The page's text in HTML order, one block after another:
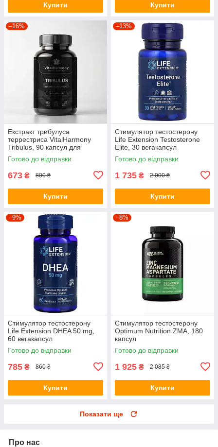
Купити Купити
–16%
Екстракт трибулуса
террестриса VitalHarmony
Tribulus, 90 капсул для
покращення фізичної
продуктивності
Готово до відправки
673 ₴ 800 ₴
Купити
–13%
Стимулятор тестостерону
Life Extension Testosterone
Elite, 30 вегакапсул
Готово до відправки
1 735 ₴ 2 000 ₴
Купити
–9%
Стимулятор тестостерону
Life Extension DHEA 50 mg,
60 вегакапсул
Готово до відправки
785 ₴ 860 ₴
Купити
–8%
Стимулятор тестостерону
Optimum Nutrition ZMA, 180
капсул
Готово до відправки
1 925 ₴ 2 085 ₴
Купити
Показати ще
Про нас